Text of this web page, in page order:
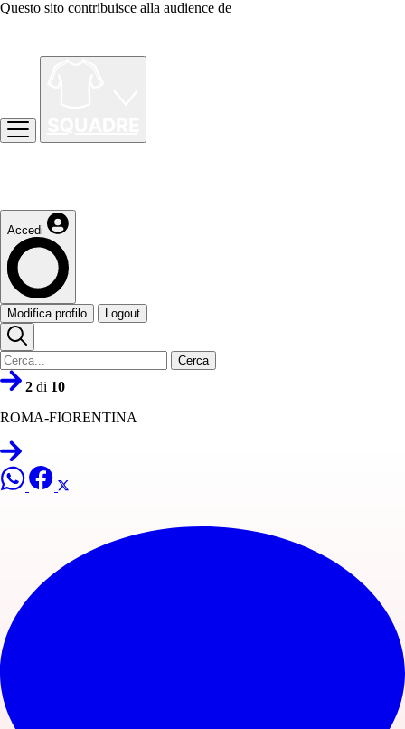
Questo sito contribuisce alla audience de
Accedi
Modifica profilo Logout
Cerca
2 di 10
ROMA-FIORENTINA